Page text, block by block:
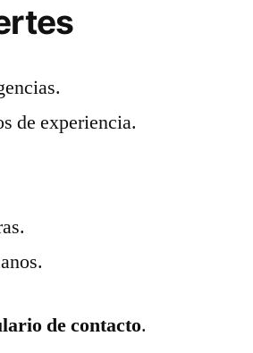
de experiencia.
de contacto.